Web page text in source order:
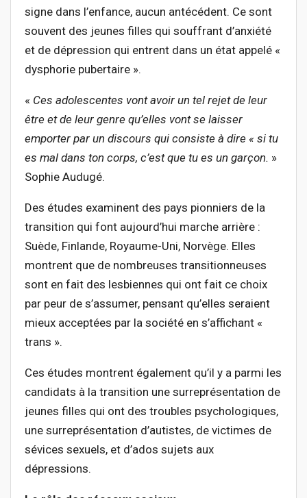
signe dans l’enfance, aucun antécédent. Ce sont
souvent des jeunes filles qui souffrant d’anxiété
et de dépression qui entrent dans un état appelé «
dysphorie pubertaire ».
« Ces adolescentes vont avoir un tel rejet de leur
être et de leur genre qu’elles vont se laisser
emporter par un discours qui consiste à dire « si tu
es mal dans ton corps, c’est que tu es un garçon. »
Sophie Audugé.
Des études examinent des pays pionniers de la
transition qui font aujourd’hui marche arrière :
Suède, Finlande, Royaume-Uni, Norvège. Elles
montrent que de nombreuses transitionneuses
sont en fait des lesbiennes qui ont fait ce choix
par peur de s’assumer, pensant qu’elles seraient
mieux acceptées par la société en s’affichant «
trans ».
Ces études montrent également qu’il y a parmi les
candidats à la transition une surreprésentation de
jeunes filles qui ont des troubles psychologiques,
une surreprésentation d’autistes, de victimes de
sévices sexuels, et d’ados sujets aux
dépressions.